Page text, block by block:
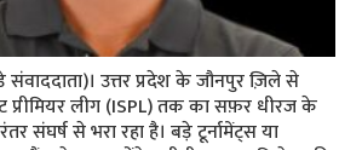
उत्तर प्रदेश के जौनपुर ज़िले से
प्रीमियर लीग (ISPL) तक का सफ़र धीरज के
संघर्ष से भरा रहा है। बड़े टूर्नामेंट्स या